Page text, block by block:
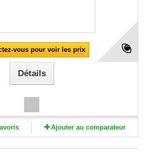
vous pour voir les prix
Détails
Ajouter au comparateur